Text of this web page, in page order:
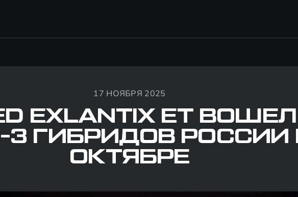
17 НОЯБРЯ 2025
EXLANTIX ET
3 ГИБРИДОВ РОССИИ
ОКТЯБРЕ